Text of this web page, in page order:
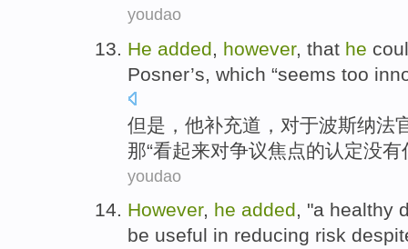
youdao
He added however, that he
Posner’s, which “seems too
但是 ， 他补充道 ， 对于波斯纳法
那“看起来对争议焦点的认定没有
youdao
However, he added, "a healthy
be useful in reducing risk